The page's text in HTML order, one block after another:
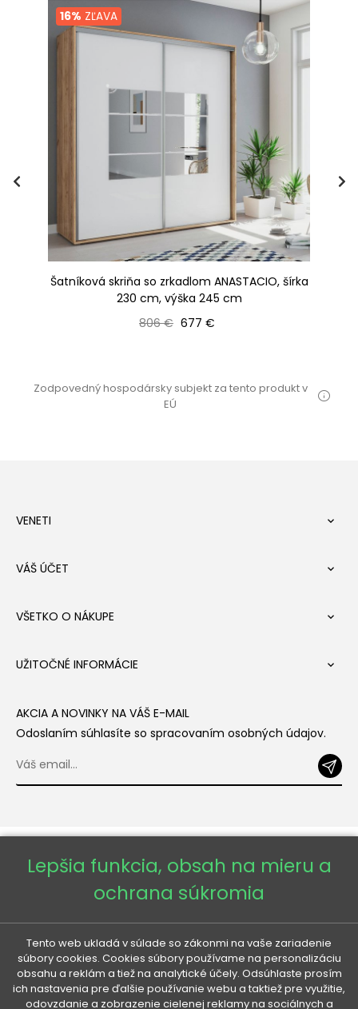
16% ZĽAVA
Šatníková skriňa so zrkadlom ANASTACIO, šírka
230 cm, výška 245 cm
Bežná cena
806 € Cena
677 €
Zodpovedný hospodársky subjekt za tento produkt v
EÚ
VENETI 
VÁŠ ÚČET 
VŠETKO O NÁKUPE 
UŽITOČNÉ INFORMÁCIE 
AKCIA A NOVINKY NA VÁŠ E-MAIL
Odoslaním súhlasíte so spracovaním osobných údajov.
Copyright © 2026 - Veneti™
Veneti SK
Lepšia funkcia, obsah na mieru a
ochrana súkromia
Tento web ukladá v súlade so zákonmi na vaše zariadenie
súbory cookies. Cookies súbory používame na personalizáciu
obsahu a reklám a tiež na analytické účely. Odsúhlaste prosím
ich nastavenia pre ďalšie používanie webu a taktiež pre využitie,
odovzdanie a zobrazenie cielenej reklamy na sociálnych a